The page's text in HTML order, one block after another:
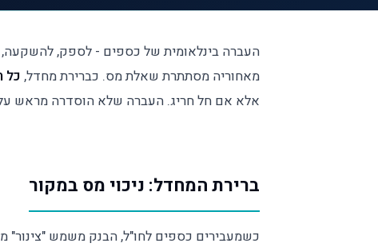
העברה בינלאומית של כספים - לספק, להשקעה,
מאחוריה מסתתרת שאלת מס. כברירת מחדל, כל
אלא אם חל חריג. העברה שלא הוסדרה מראש
ברירת המחדל: ניכוי מס במקור
כשמעבירים כספים לחו"ל, הבנק משמש "צינור"